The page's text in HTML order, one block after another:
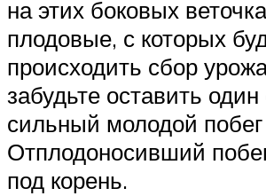
на этих боковых
плодовые, с которых
происходить сбор
забудьте оставить
сильный молодой побег
Отплодоносивший
под корень.